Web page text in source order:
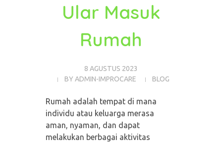
Ular Masuk
Rumah
8 AGUSTUS 2023
BY ADMIN-IMPROCARE BLOG
Rumah adalah tempat di mana
individu atau keluarga merasa
aman, nyaman, dan dapat
melakukan berbagai aktivitas